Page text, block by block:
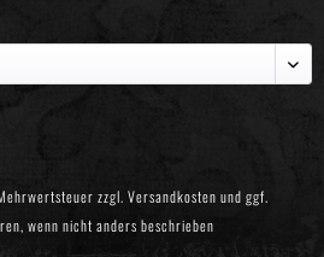
zzgl. Versandkosten und ggf.
wenn nicht anders beschrieben